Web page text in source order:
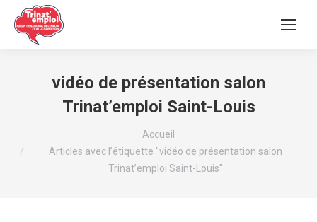
vidéo de présentation salon
Trinat’emploi Saint-Louis
Accueil
Articles avec l’étiquette "vidéo de présentation salon
Trinat’emploi Saint-Louis"